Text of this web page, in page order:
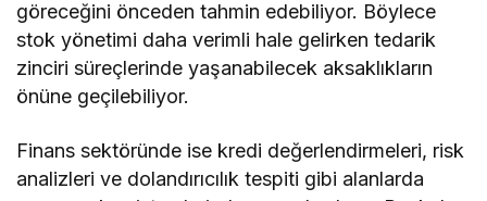
göreceğini önceden tahmin edebiliyor. Böylece
stok yönetimi daha verimli hale gelirken tedarik
zinciri süreçlerinde yaşanabilecek aksaklıkların
önüne geçilebiliyor.
Finans sektöründe ise kredi değerlendirmeleri, risk
analizleri ve dolandırıcılık tespiti gibi alanlarda